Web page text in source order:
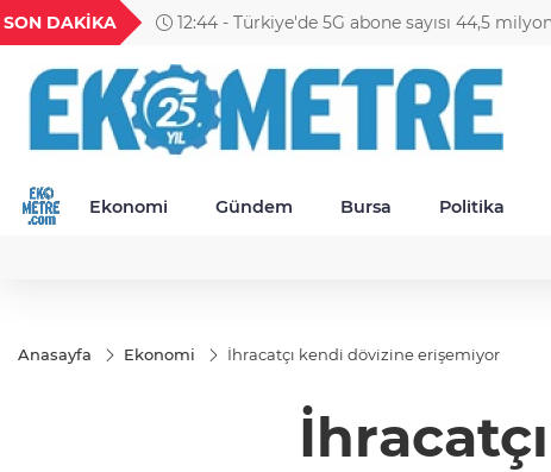
SON DAKİKA 11:09 - BNP Paribas Cardif Türkiye'de üst
18,2393
TND
16,2341
BGN
27,9743
VND
0,0018
Ekonomi Gündem Bursa Politika
Anasayfa Ekonomi İhracatçı kendi dövizine erişemiyor